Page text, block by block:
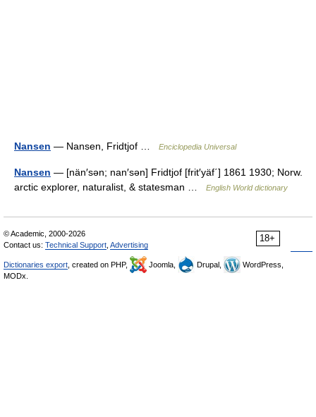
Nansen — Nansen, Fridtjof … Enciclopedia Universal
Nansen — [nän′sən; nan′sən] Fridtjof [frit′yäf΄] 1861 1930; Norw.
arctic explorer, naturalist, & statesman …
English World dictionary
18+
© Academic, 2000-2026
Contact us: Technical Support Advertising
Dictionaries export , created on PHP, Joomla, Drupal,
WordPress,
MODx.